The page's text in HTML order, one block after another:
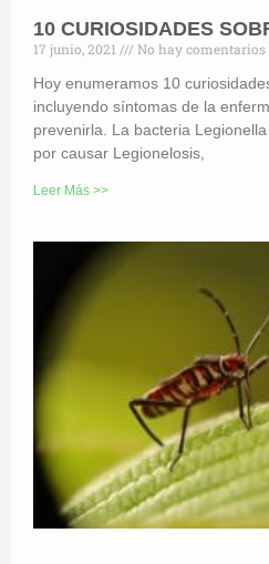
10 CURIOSIDADES
17 junio, 2021
No hay comentarios
Hoy enumeramos 10
incluyendo síntomas de la
prevenirla. La bacteria
por causar Legionelosis,
Leer Más >>